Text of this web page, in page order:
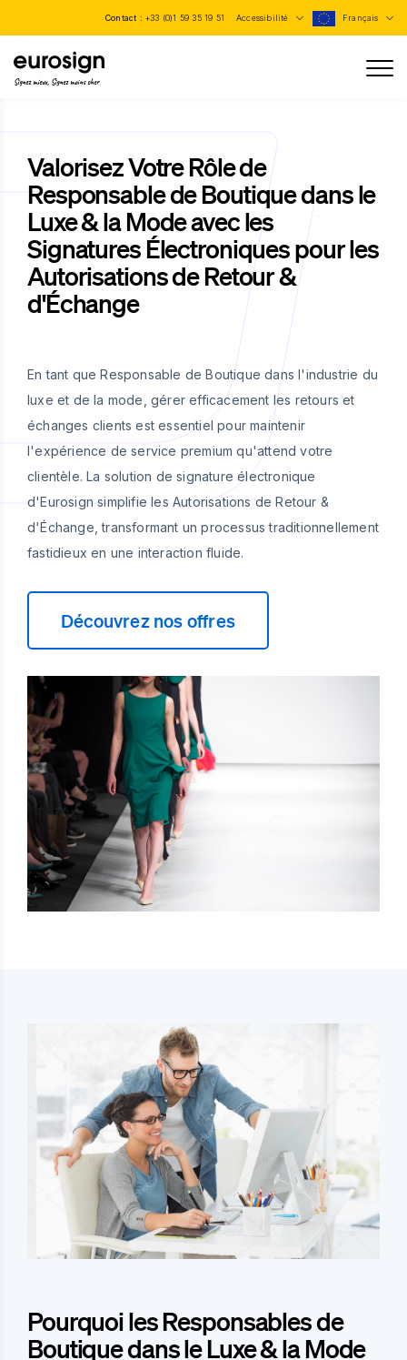
Contact : +33 (0)1 59 35 19 51 Accessibilité Français
Signez mieux, Signez moins cher
Valorisez Votre Rôle de
Responsable de Boutique dans le
Luxe & la Mode avec les
Signatures Électroniques pour les
Autorisations de Retour &
d'Échange
En tant que Responsable de Boutique dans l'industrie du
luxe et de la mode, gérer efficacement les retours et
échanges clients est essentiel pour maintenir
l'expérience de service premium qu'attend votre
clientèle. La solution de signature électronique
d'Eurosign simplifie les Autorisations de Retour &
d'Échange, transformant un processus traditionnellement
fastidieux en une interaction fluide.
Découvrez nos offres
Pourquoi les Responsables de
Boutique dans le Luxe & la Mode